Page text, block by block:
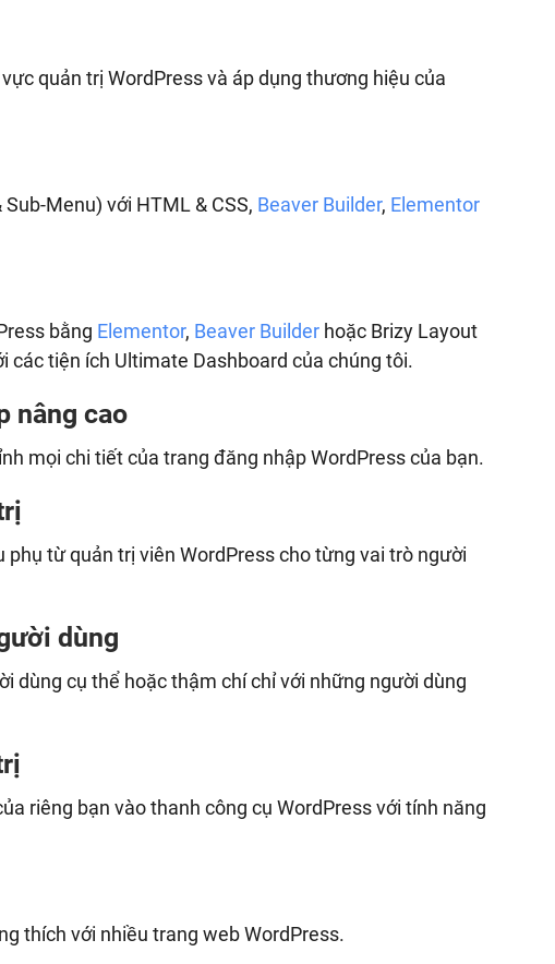
quản trị WordPress và áp dụng thương hiệu của
Menu) với HTML & CSS, Beaver Builder, Elementor
bằng Elementor, Beaver Builder hoặc Brizy Layout
các tiện ích Ultimate Dashboard của chúng tôi.
nâng cao
mọi chi tiết của trang đăng nhập WordPress của bạn.
phụ từ quản trị viên WordPress cho từng vai trò người
dùng
dùng cụ thể hoặc thậm chí chỉ với những người dùng
riêng bạn vào thanh công cụ WordPress với tính năng
thích với nhiều trang web WordPress.